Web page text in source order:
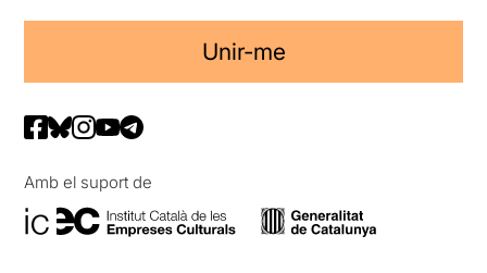
Unir-me
Amb el suport de